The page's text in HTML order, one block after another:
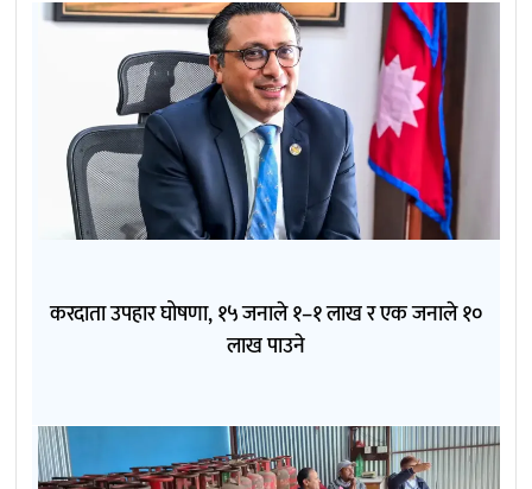
करदाता उपहार घोषणा, १५ जनाले १–१ लाख र एक जनाले १०
लाख पाउने